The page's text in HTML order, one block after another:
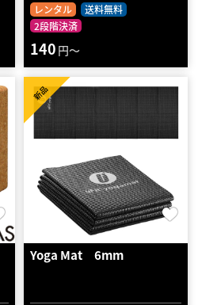
レンタル
送料無料
2段階決済
140 円～
Yoga Mat 6mm
新品